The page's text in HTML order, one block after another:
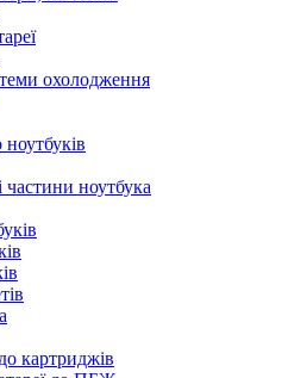
охолодження
частини ноутбука
картриджів